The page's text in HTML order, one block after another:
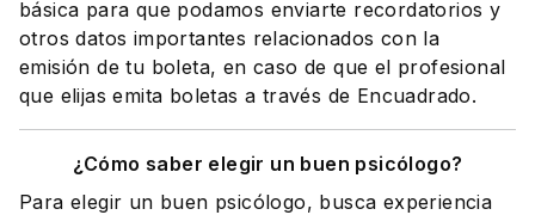
básica para que podamos enviarte recordatorios y
otros datos importantes relacionados con la
emisión de tu boleta, en caso de que el profesional
que elijas emita boletas a través de Encuadrado.
¿Cómo saber elegir un buen psicólogo?
Para elegir un buen psicólogo, busca experiencia